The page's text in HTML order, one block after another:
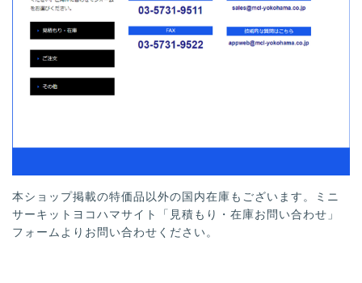
本ショップ掲載の特価品以外の国内在庫もございます。ミニ
サーキットヨコハマサイト「見積もり・在庫お問い合わせ」
フォームよりお問い合わせください。